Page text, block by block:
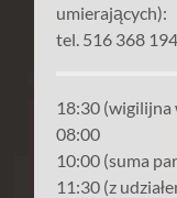
umierających):
tel. 516 368 194
18:30 (wigilijna
08:00
10:00 (suma
11:30 (z